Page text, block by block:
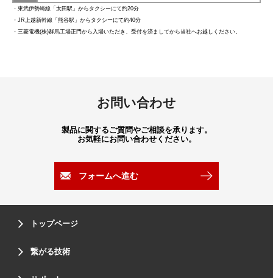
・東武伊勢崎線「太田駅」からタクシーにて約20分
・JR上越新幹線「熊谷駅」からタクシーにて約40分
・三菱電機(株)群馬工場正門から入場いただき、受付を済ましてから当社へお越しください。
お問い合わせ
製品に関するご質問やご相談を承ります。
お気軽にお問い合わせください。
フォームへ進む
トップページ
繋がる技術